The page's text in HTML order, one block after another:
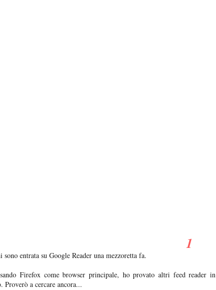
entrata su Google Reader una mezzoretta fa.
Firefox come browser principale, ho provato altri feed reader in
Proverò a cercare ancora...